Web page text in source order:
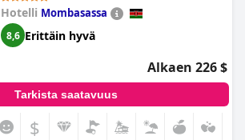
Hotelli Mombasassa
8,6 Erittäin hyvä
Alkaen 226 $
Tarkista saatavuus
$